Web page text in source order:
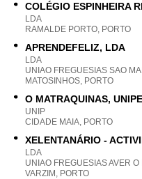
COLÉGIO ESPINHEIRA
LDA
RAMALDE PORTO, PORTO
APRENDEFELIZ, LDA
LDA
UNIAO FREGUESIAS SAO
MATOSINHOS, PORTO
O MATRAQUINAS,
UNIP
CIDADE MAIA, PORTO
XELENTANÁRIO -
LDA
UNIAO FREGUESIAS AVER
VARZIM, PORTO